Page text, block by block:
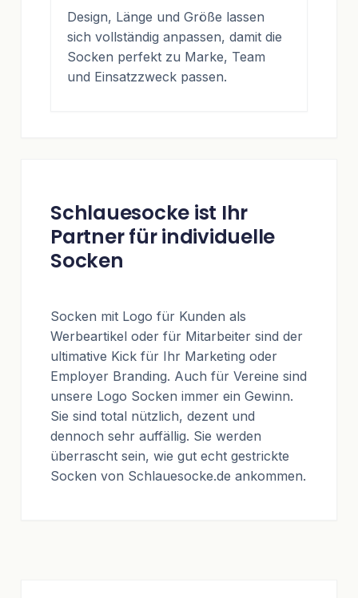
Design, Länge und Größe lassen
sich vollständig anpassen, damit die
Socken perfekt zu Marke, Team
und Einsatzzweck passen.
Schlauesocke ist Ihr
Partner für individuelle
Socken
Socken mit Logo für Kunden als
Werbeartikel oder für Mitarbeiter sind der
ultimative Kick für Ihr Marketing oder
Employer Branding. Auch für Vereine sind
unsere Logo Socken immer ein Gewinn.
Sie sind total nützlich, dezent und
dennoch sehr auffällig. Sie werden
überrascht sein, wie gut echt gestrickte
Socken von Schlauesocke.de ankommen.